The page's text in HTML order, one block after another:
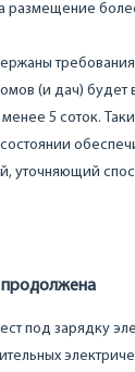
размещение
(и дач) будет
5 соток.
уточняющий
под зарядку